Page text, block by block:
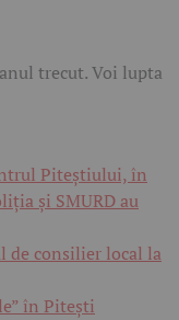
trecut. Voi lupta
Piteștiului, în
și SMURD au
de consilier local la
în Pitești